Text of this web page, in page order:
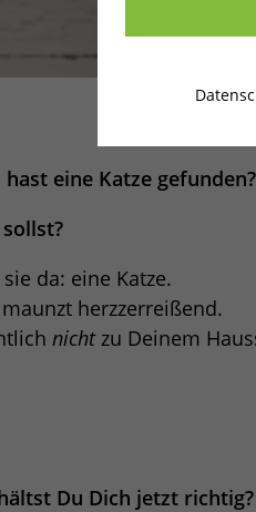
eine Katze gefunden?
da: eine Katze.
herzzerreißend.
nichtzu Deinem
Du Dich jetzt richtig?